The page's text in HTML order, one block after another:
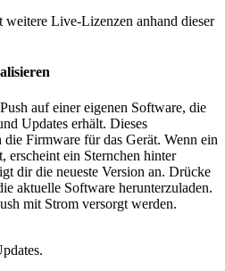
Live-Lizenzen anhand dieser
auf einer eigenen Software, die
Updates erhält. Dieses
Firmware für das Gerät. Wenn ein
erscheint ein Sternchen hinter
dir die neueste Version an. Drücke
aktuelle Software herunterzuladen.
mit Strom versorgt werden.